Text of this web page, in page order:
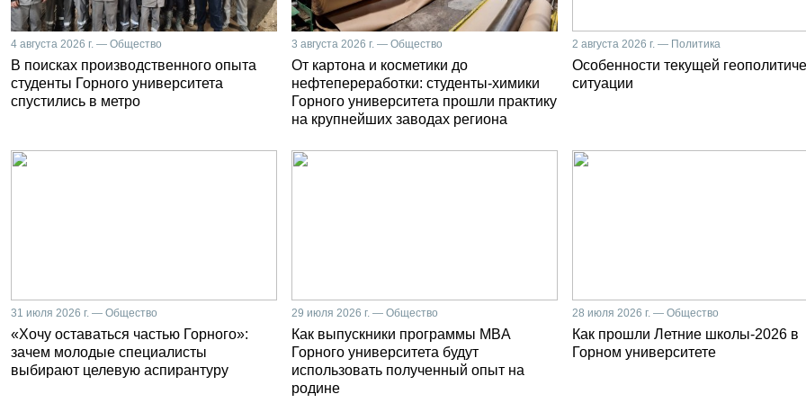
4 августа 2026 г. — Общество
В поисках производственного опыта
студенты Горного университета
спустились в метро
3 августа 2026 г. — Общество
От картона и косметики до
нефтепереработки: студенты-химики
Горного университета прошли практику
на крупнейших заводах региона
2 августа 2026 г. — Политика
Особенности текущей
ситуации
31 июля 2026 г. — Общество
«Хочу оставаться частью Горного»:
зачем молодые специалисты
выбирают целевую аспирантуру
29 июля 2026 г. — Общество
Как выпускники программы MBA
Горного университета будут
использовать полученный опыт на
родине
28 июля 2026 г. — Общество
Как прошли Летние школы-2026 в
Горном университете